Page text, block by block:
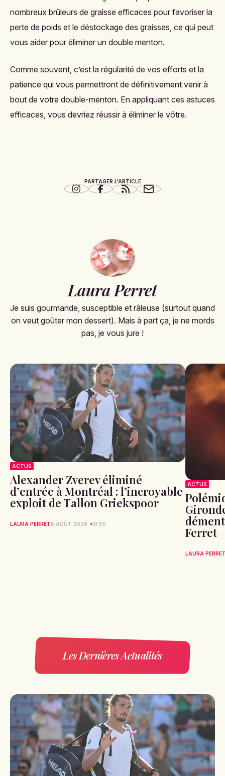
nombreux brûleurs de graisse efficaces pour favoriser la
perte de poids et le déstockage des graisses, ce qui peut
vous aider pour éliminer un double menton.
Comme souvent, c’est la régularité de vos efforts et la
patience qui vous permettront de définitivement venir à
bout de votre double-menton. En appliquant ces astuces
efficaces, vous devriez réussir à éliminer le vôtre.
PARTAGER L'ARTICLE
Laura Perret
Je suis gourmande, susceptible et râleuse (surtout quand
on veut goûter mon dessert). Mais à part ça, je ne mords
pas, je vous jure !
ACTUS
Alexander Zverev éliminé
d’entrée à Montréal : l’incroyable
exploit de Tallon Griekspoor
LAURA PERRET6 AOÛT 2026 10:55
ACTUS
Ferret
LAURA
Les Dernières Actualités